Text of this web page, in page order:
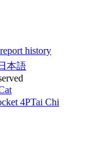
history
本語
4PTai Chi